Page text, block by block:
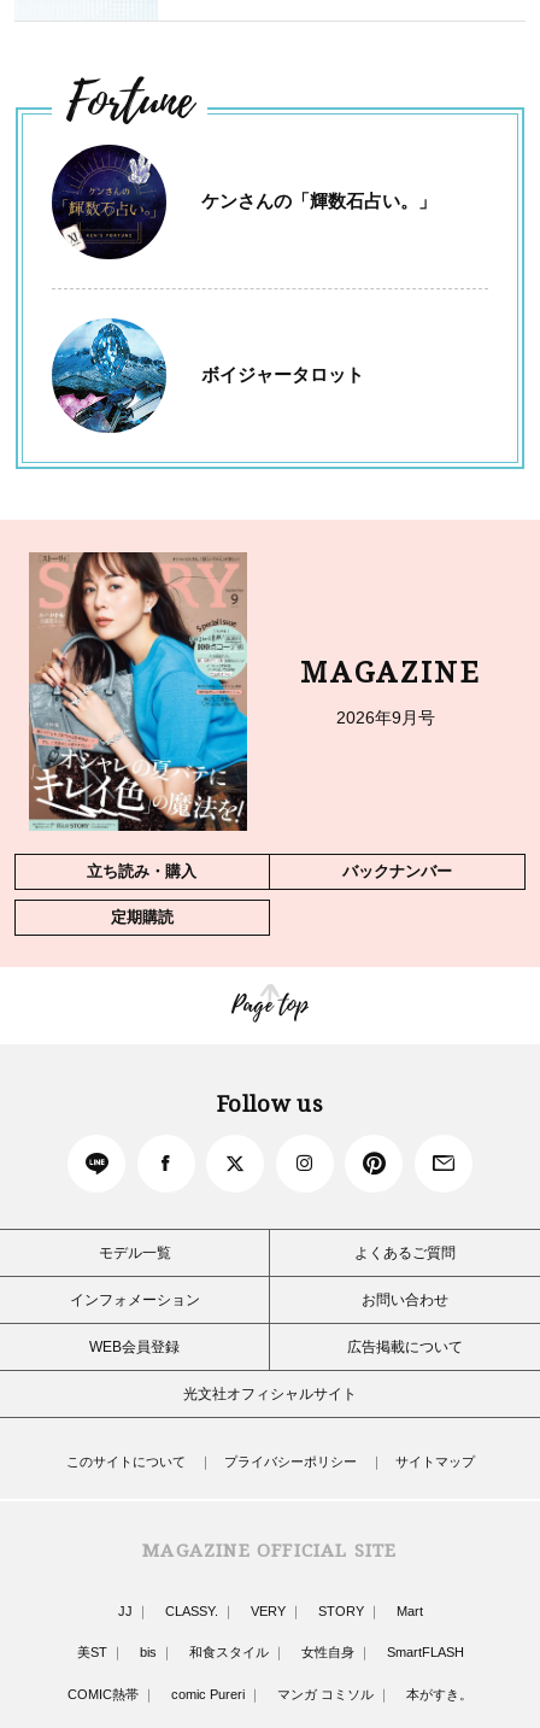
Fortune
ケンさんの「輝数石占い。」
ボイジャータロット
MAGAZINE
2026年9月号
立ち読み・購入 バックナンバー
定期購読
Page top
Follow us
モデル一覧 よくあるご質問
インフォメーション お問い合わせ
WEB会員登録 広告掲載について
光文社オフィシャルサイト
このサイトについて プライバシーポリシー サイトマップ
MAGAZINE OFFICIAL SITE
JJ CLASSY. VERY STORY Mart
美ST bis 和食スタイル 女性自身 SmartFLASH
COMIC熱帯 comic Pureri マンガ コミソル 本がすき。